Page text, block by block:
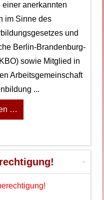
einer anerkannten
im Sinne des
und
Berlin-Brandenburg-
sowie Mitglied in
Arbeitsgemeinschaft
...
…